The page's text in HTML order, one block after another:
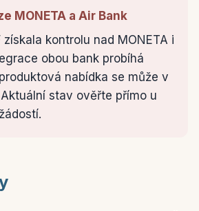
MONETA a Air Bank
získala kontrolu nad MONETA i
obou bank probíhá
nabídka se může v
stav ověřte přímo u